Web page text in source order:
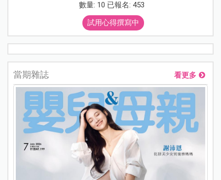
數量: 10 已報名: 453
試用心得撰寫中
當期雜誌 看更多